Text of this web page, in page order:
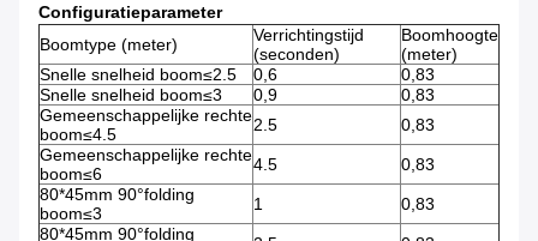
Configuratieparameter
Boomtype (meter)
Verrichtingstijd
(seconden)
Boomhoogte
(meter)
Snelle snelheid boom≤2.5
0,6
0,83
Snelle snelheid boom≤3
0,9
0,83
Gemeenschappelijke rechte
boom≤4.5
2.5
0,83
Gemeenschappelijke rechte
boom≤6
4.5
0,83
80*45mm 90°folding
boom≤3
1
0,83
80*45mm 90°folding